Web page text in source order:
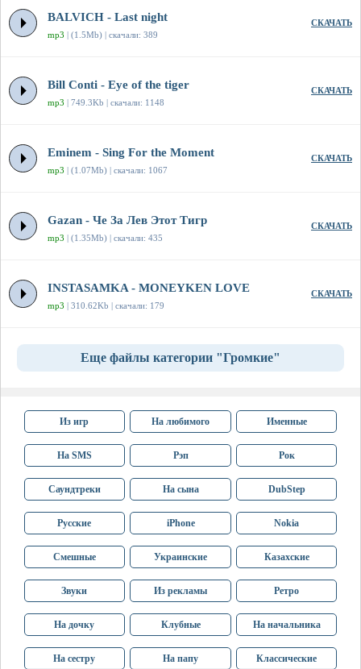
BALVICH - Last night
mp3 | (1.5Mb) | скачали: 389
СКАЧАТЬ
Bill Conti - Eye of the tiger
mp3 | 749.3Kb | скачали: 1148
СКАЧАТЬ
Eminem - Sing For the Moment
mp3 | (1.07Mb) | скачали: 1067
СКАЧАТЬ
Gazan - Че За Лев Этот Тигр
mp3 | (1.35Mb) | скачали: 435
СКАЧАТЬ
INSTASAMKA - MONEYKEN LOVE
mp3 | 310.62Kb | скачали: 179
СКАЧАТЬ
Еще файлы категории "Громкие"
Из игр На любимого Именные
На SMS Рэп Рок
Саундтреки На сына DubStep
Русские iPhone Nokia
Смешные Украинские Казахские
Звуки Из рекламы Ретро
На дочку Клубные На начальника
На сестру На папу Классические